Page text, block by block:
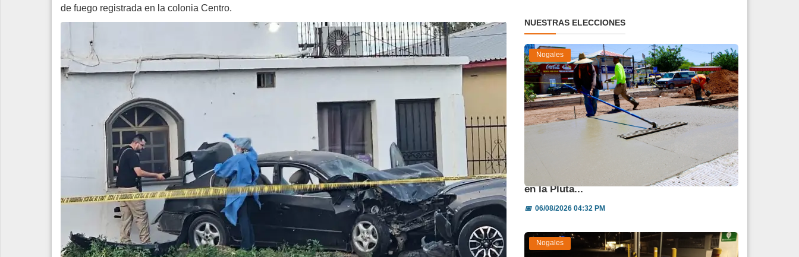
de fuego registrada en la colonia Centro.
NUESTRAS ELECCIONES
Nogales
Avanza 45 % obra de reparación del socavón
en la Pluta...
📅06/08/2026 04:32 PM
Nogales